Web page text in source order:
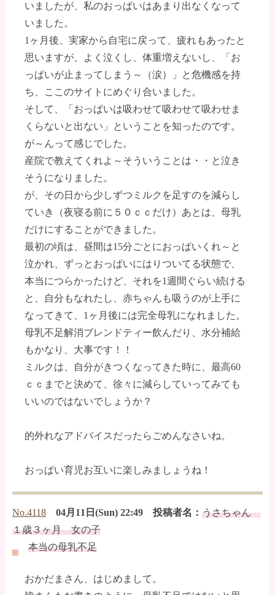
いましたが、私のおっぱいはあまり出なくなって
いました。
1ヶ月後、実家から自宅に戻って、疲れもあったと
思いますが、よく泣くし、体重増えないし、「お
っぱいが止まってしまう～（涙）」と危機感を持
ち、ここのサイトにめぐり合いました。
そして、「おっぱいは吸わせて吸わせて吸わせま
くらないと出ない」ということを知ったのです。
が～んって感じでした。
産院で教えてくれよ～そういうことは・・と泣き
そうになりました。
が、その日から少しずつミルクを足すのを減らし
ていき（夜寝る前に５０ｃｃだけ）あとは、母乳
だけにすることができました。
最初の頃は、昼間は15分ごとにおっぱいくれ～と
泣かれ、ずっとおっぱいにはりついてる状態で、
本当につらかったけど、それを1週間ぐらい続ける
と、自分もなれたし、赤ちゃんも吸うのが上手に
なってきて、1ヶ月後には完全母乳になれました。
母乳不足解消ブレンドティー飲んだり、水分補給
もかなり、大事です！！
ミルクは、自分がきつくなってきた時に、最高60
ｃｃまでと決めて、徐々に減らしていってみても
いいのではないでしょうか？
的外れなアドバイスだったらごめんなさいね。
おっぱい育児お互いに楽しみましょうね！
No.4118 04月11日(Sun) 22:49 投稿者名： うさちゃん
１歳３ヶ月 女の子
本当の母乳不足
おかだまさん、はじめまして。